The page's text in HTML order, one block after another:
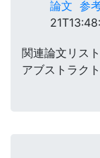
論文 参
関連論文リス
アブストラク